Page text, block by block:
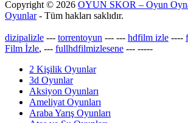
Copyright © 2026 OYUN SKOR – Oyun
Oyunlar- Tüm hakları saklıdır.
dizipalizle --- torrentoyun --- --- hdfilm izle ----
Film İzle, --- fullhdfilmizlesene --- -----
2 Kişilik Oyunlar
3d Oyunlar
Aksiyon Oyunları
Ameliyat Oyunları
Araba Yarış Oyunları